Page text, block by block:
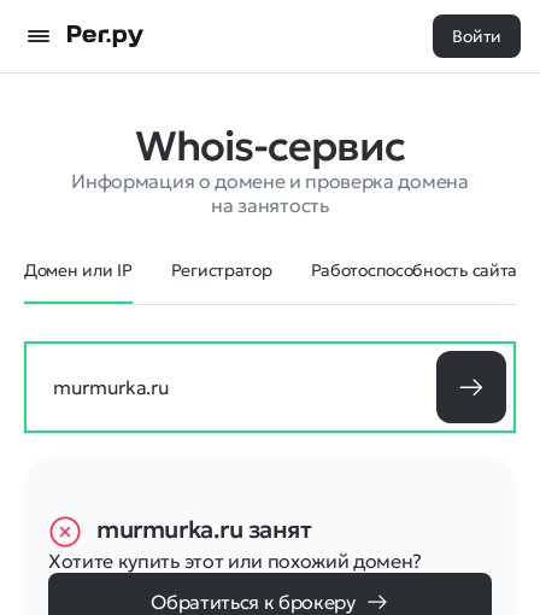
Войти
Whois-сервис
Информация о домене и проверка домена
на занятость
Домен или IP Регистратор Работоспособность сайта
murmurka.ruзанят
Хотите купить этот или похожий домен?
Обратиться к брокеру